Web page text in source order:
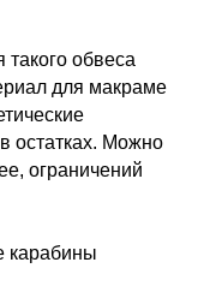
обвеса
для макраме
остатках. Можно
ограничений
карабины